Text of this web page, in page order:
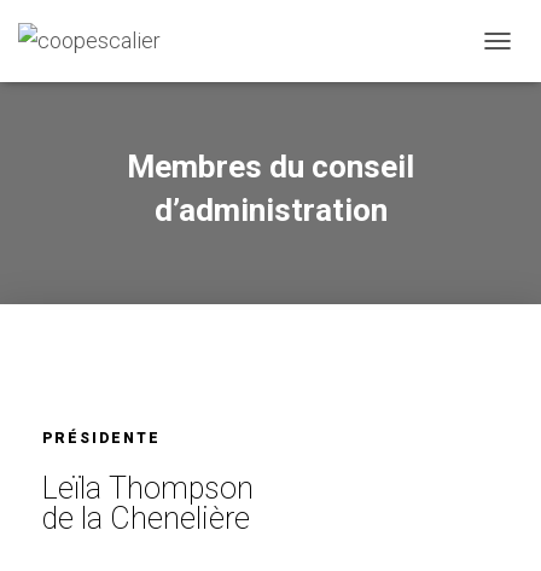
Membres du conseil
d’administration
PRÉSIDENTE
Leïla Thompson
de la Chenelière